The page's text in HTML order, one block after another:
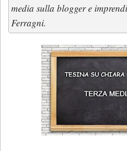
media sulla blogger e
Ferragni.